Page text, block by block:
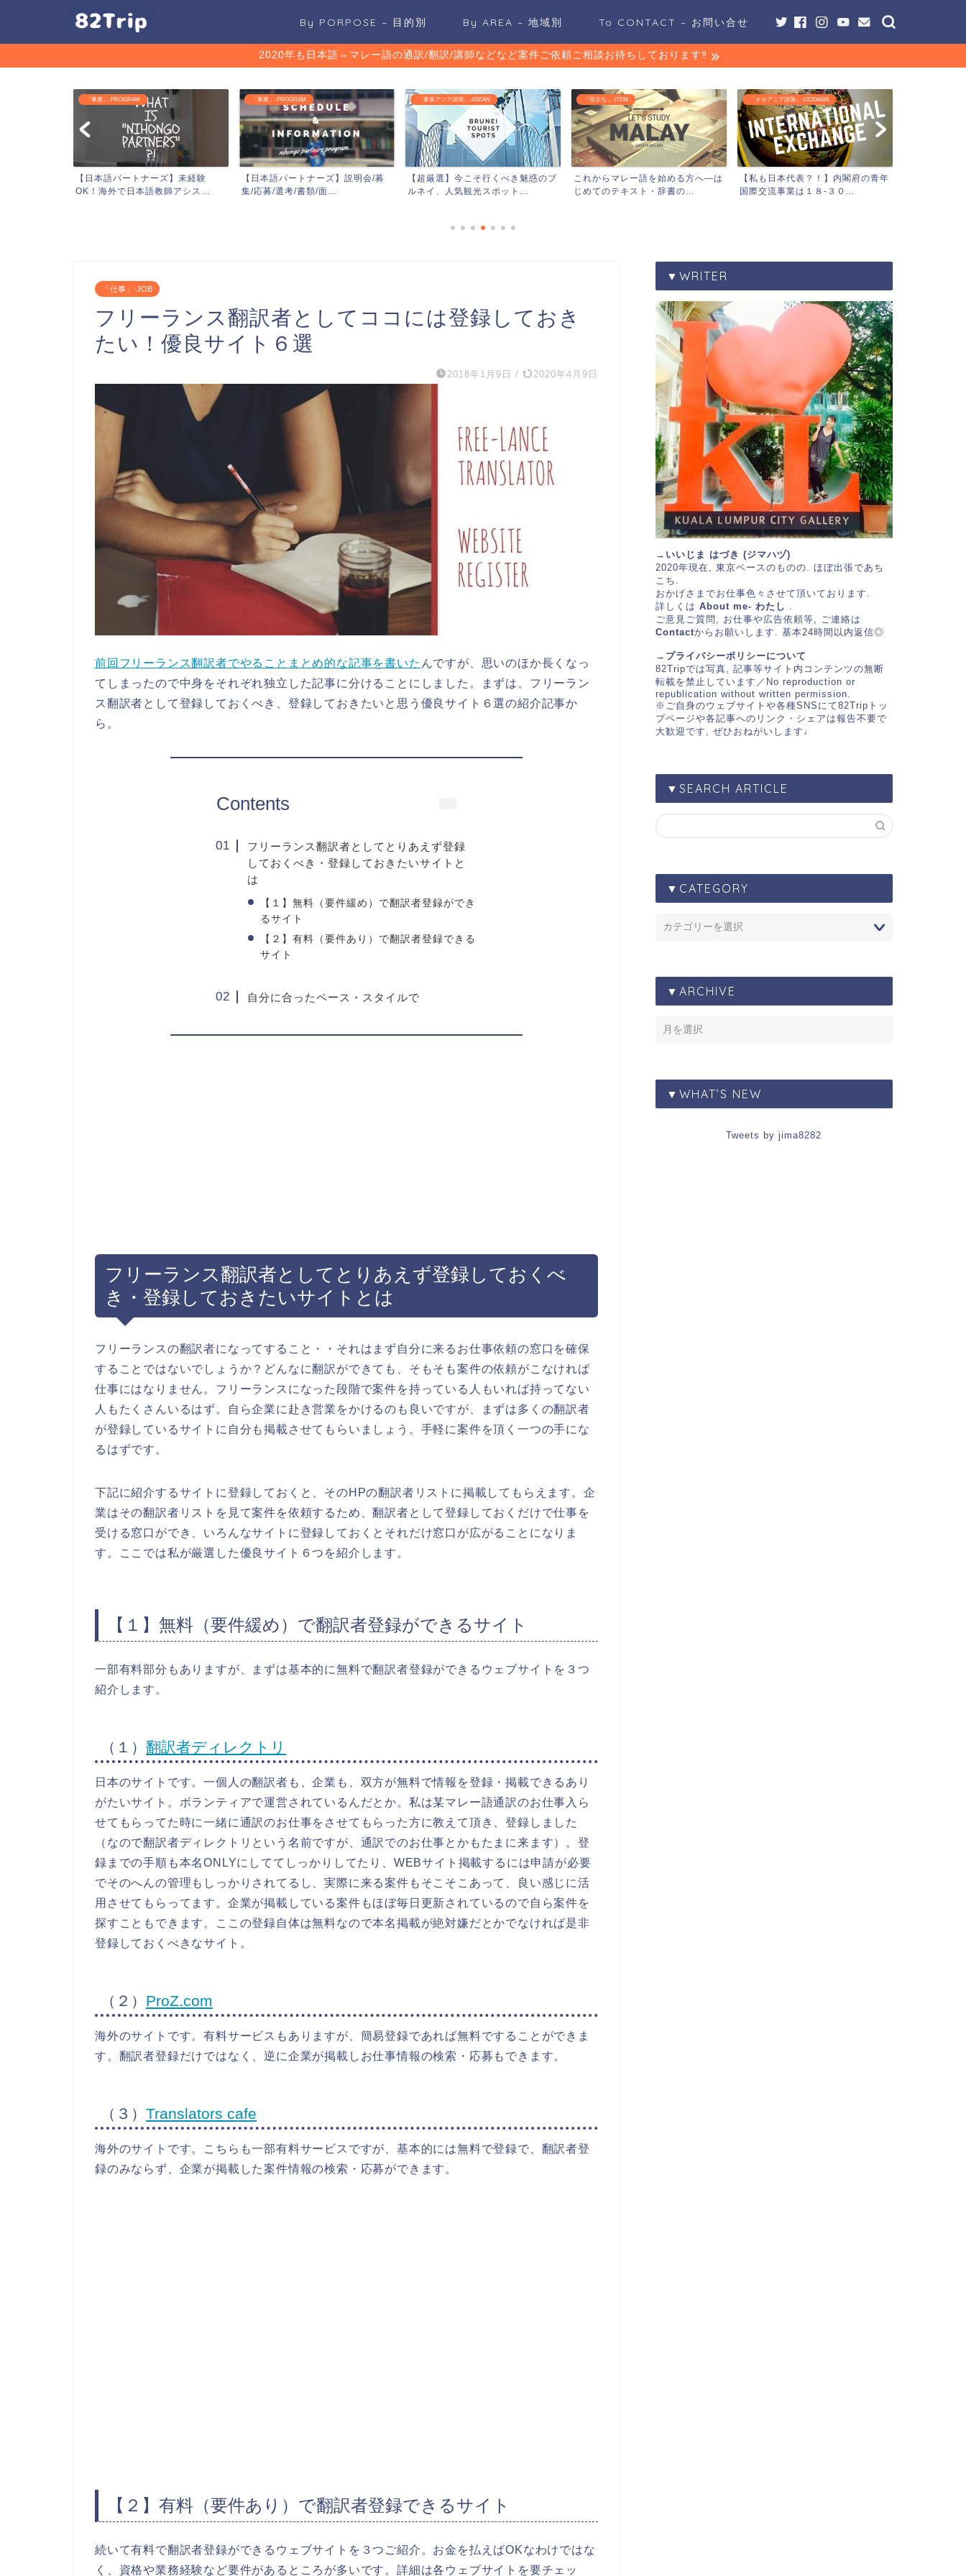
By PORPOSE – 目的別 By AREA – 地域別 To CONTACT – お問い合せ
2020年も日本語⇔マレー語の通訳/翻訳/講師などなど案件ご依頼ご相談お待ちしております‼︎
「事業」-PROGRAM
【日本語パートナーズ】未経験
OK！海外で日本語教師アシス...
「事業」-PROGRAM
【日本語パートナーズ】説明会/募
集/応募/選考/書類/面...
「東南アジア諸国」-ASEAN
【超厳選】今こそ行くべき魅惑のブ
ルネイ、人気観光スポット...
「役立ち」-ITEM
これからマレー語を始める方へ―は
じめてのテキスト・辞書の...
「オセアニア諸国」-OCEANIA
【私も日本代表？！】内閣府の青年
国際交流事業は１８-３０...
「仕事」-JOB
フリーランス翻訳者としてココには登録しておき
たい！優良サイト６選
2018年1月9日 / 2020年4月9日
前回フリーランス翻訳者でやることまとめ的な記事を書いた んですが、思いのほか長くなっ
てしまったので中身をそれぞれ独立した記事に分けることにしました。まずは、フリーラン
ス翻訳者として登録しておくべき、登録しておきたいと思う優良サイト６選の紹介記事か
ら。
Contents
フリーランス翻訳者としてとりあえず登録
しておくべき・登録しておきたいサイトと
は
【１】無料（要件緩め）で翻訳者登録ができ
るサイト
【２】有料（要件あり）で翻訳者登録できる
サイト
自分に合ったペース・スタイルで
フリーランス翻訳者としてとりあえず登録しておくべ
き・登録しておきたいサイトとは
フリーランスの翻訳者になってすること・・それはまず自分に来るお仕事依頼の窓口を確保
することではないでしょうか？どんなに翻訳ができても、そもそも案件の依頼がこなければ
仕事にはなりません。フリーランスになった段階で案件を持っている人もいれば持ってない
人もたくさんいるはず。自ら企業に赴き営業をかけるのも良いですが、まずは多くの翻訳者
が登録しているサイトに自分も掲載させてもらいましょう。手軽に案件を頂く一つの手にな
るはずです。
下記に紹介するサイトに登録しておくと、そのHPの翻訳者リストに掲載してもらえます。企
業はその翻訳者リストを見て案件を依頼するため、翻訳者として登録しておくだけで仕事を
受ける窓口ができ、いろんなサイトに登録しておくとそれだけ窓口が広がることになりま
す。ここでは私が厳選した優良サイト６つを紹介します。
【１】無料（要件緩め）で翻訳者登録ができるサイト
一部有料部分もありますが、まずは基本的に無料で翻訳者登録ができるウェブサイトを３つ
紹介します。
（１） 翻訳者ディレクトリ
日本のサイトです。一個人の翻訳者も、企業も、双方が無料で情報を登録・掲載できるあり
がたいサイト。ボランティアで運営されているんだとか。私は某マレー語通訳のお仕事入ら
せてもらってた時に一緒に通訳のお仕事をさせてもらった方に教えて頂き、登録しました
（なので翻訳者ディレクトリという名前ですが、通訳でのお仕事とかもたまに来ます）。登
録までの手順も本名ONLYにしててしっかりしてたり、WEBサイト掲載するには申請が必要
でそのへんの管理もしっかりされてるし、実際に来る案件もそこそこあって、良い感じに活
用させてもらってます。企業が掲載している案件もほぼ毎日更新されているので自ら案件を
探すこともできます。ここの登録自体は無料なので本名掲載が絶対嫌だとかでなければ是非
登録しておくべきなサイト。
（２） ProZ.com
海外のサイトです。有料サービスもありますが、簡易登録であれば無料ですることができま
す。翻訳者登録だけではなく、逆に企業が掲載しお仕事情報の検索・応募もできます。
（３） Translators cafe
海外のサイトです。こちらも一部有料サービスですが、基本的には無料で登録で、翻訳者登
録のみならず、企業が掲載した案件情報の検索・応募ができます。
【２】有料（要件あり）で翻訳者登録できるサイト
続いて有料で翻訳者登録ができるウェブサイトを３つご紹介。お金を払えばOKなわけではな
く、資格や業務経験など要件があるところが多いです。詳細は各ウェブサイトを要チェッ
▼WRITER
→いいじま はづき (ジマハヅ)
2020年現在, 東京ベースのものの. ほぼ出張であち
こち.
おかげさまでお仕事色々させて頂いております.
詳しくは About me- わたし
ご意見ご質問, お仕事や広告依頼等, ご連絡は
Contactからお願いします. 基本24時間以内返信◎
→プライバシーポリシーについて
82Tripでは写真, 記事等サイト内コンテンツの無断
転載を禁止しています／No reproduction or
republication without written permission.
※ご自身のウェブサイトや各種SNSにて82Tripトッ
プページや各記事へのリンク・シェアは報告不要で
大歓迎です, ぜひおねがいします♩
▼SEARCH ARTICLE
▼CATEGORY
▼ARCHIVE
▼WHAT’S NEW
Tweets by jima8282